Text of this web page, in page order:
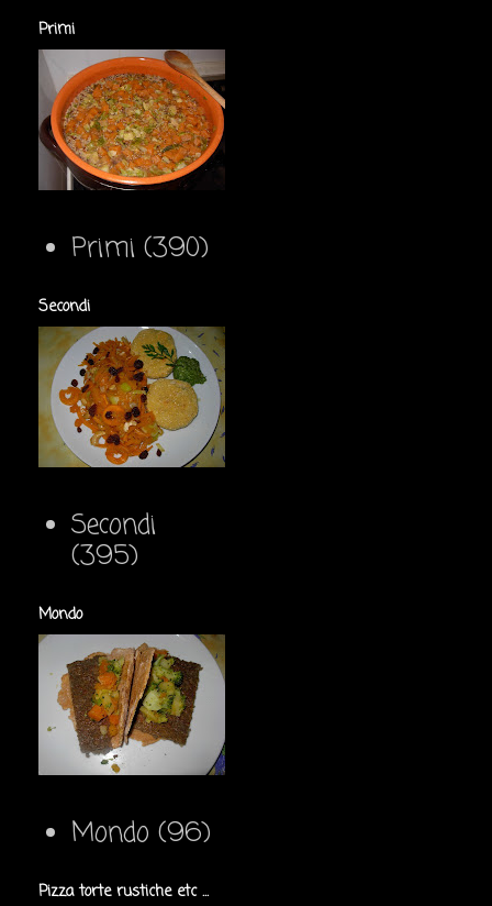
Primi
Primi (390)
Secondi
Secondi
(395)
Mondo
Mondo (96)
Pizza torte rustiche etc ...